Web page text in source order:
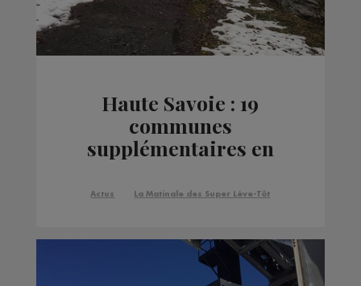
Haute Savoie : 19
communes
supplémentaires en
naturelle
Actus La Matinale des Super Lève-Tôt